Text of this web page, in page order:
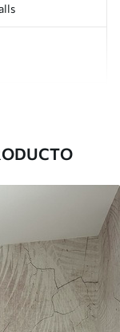
de barniz
pueden